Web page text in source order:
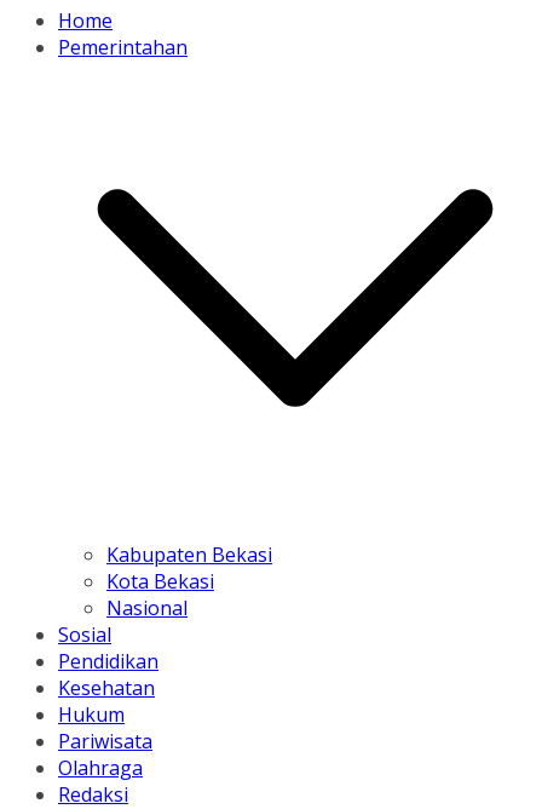
Home
Pemerintahan
Kabupaten Bekasi
Kota Bekasi
Nasional
Sosial
Pendidikan
Kesehatan
Hukum
Pariwisata
Olahraga
Redaksi